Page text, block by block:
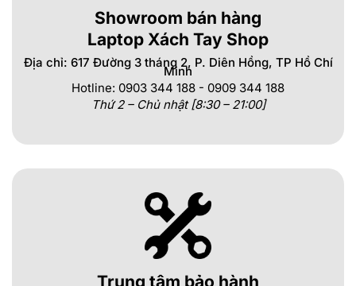
Showroom bán hàng
Laptop Xách Tay Shop
Địa chỉ: 617 Đường 3 tháng 2, P. Diên Hồng, TP Hồ Chí
Minh
Hotline: 0903 344 188 - 0909 344 188
Thứ 2 – Chủ nhật [8:30 – 21:00]
Trung tâm bảo hành